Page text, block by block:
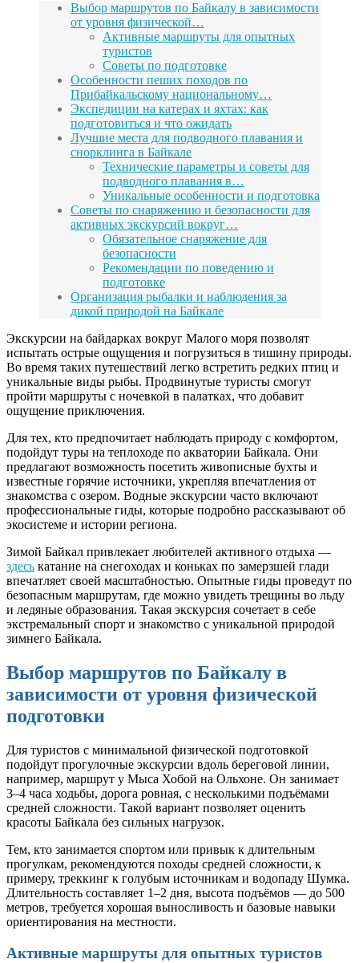
Выбор маршрутов по Байкалу в зависимости
от уровня физической…
Активные маршруты для опытных
туристов
Советы по подготовке
Особенности пеших походов по
Прибайкальскому национальному…
Экспедиции на катерах и яхтах: как
подготовиться и что ожидать
Лучшие места для подводного плавания и
снорклинга в Байкале
Технические параметры и советы для
подводного плавания в…
Уникальные особенности и подготовка
Советы по снаряжению и безопасности для
активных экскурсий вокруг…
Обязательное снаряжение для
безопасности
Рекомендации по поведению и
подготовке
Организация рыбалки и наблюдения за
дикой природой на Байкале
Экскурсии на байдарках вокруг Малого моря позволят
испытать острые ощущения и погрузиться в тишину природы.
Во время таких путешествий легко встретить редких птиц и
уникальные виды рыбы. Продвинутые туристы смогут
пройти маршруты с ночевкой в палатках, что добавит
ощущение приключения.
Для тех, кто предпочитает наблюдать природу с комфортом,
подойдут туры на теплоходе по акватории Байкала. Они
предлагают возможность посетить живописные бухты и
известные горячие источники, укрепляя впечатления от
знакомства с озером. Водные экскурсии часто включают
профессиональные гиды, которые подробно рассказывают об
экосистеме и истории региона.
Зимой Байкал привлекает любителей активного отдыха —
здесь катание на снегоходах и коньках по замерзшей глади
впечатляет своей масштабностью. Опытные гиды проведут по
безопасным маршрутам, где можно увидеть трещины во льду
и ледяные образования. Такая экскурсия сочетает в себе
экстремальный спорт и знакомство с уникальной природой
зимнего Байкала.
Выбор маршрутов по Байкалу в
зависимости от уровня физической
подготовки
Для туристов с минимальной физической подготовкой
подойдут прогулочные экскурсии вдоль береговой линии,
например, маршрут у Мыса Хобой на Ольхоне. Он занимает
3–4 часа ходьбы, дорога ровная, с несколькими подъёмами
средней сложности. Такой вариант позволяет оценить
красоты Байкала без сильных нагрузок.
Тем, кто занимается спортом или привык к длительным
прогулкам, рекомендуются походы средней сложности, к
примеру, треккинг к голубым источникам и водопаду Шумка.
Длительность составляет 1–2 дня, высота подъёмов — до 500
метров, требуется хорошая выносливость и базовые навыки
ориентирования на местности.
Активные маршруты для опытных туристов